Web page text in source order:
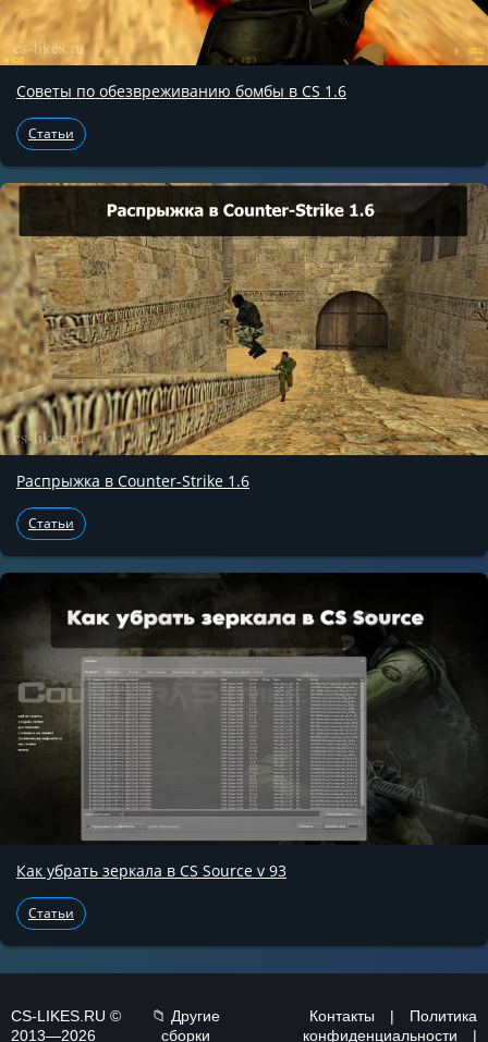
Советы по обезвреживанию бомбы в CS 1.6
Статьи
Распрыжка в Counter-Strike 1.6
Статьи
Как убрать зеркала в CS Source v 93
Статьи
CS-LIKES.RU ©
2013—2026
📁 Другие
сборки
Контакты |
Политика
конфиденциальности
|